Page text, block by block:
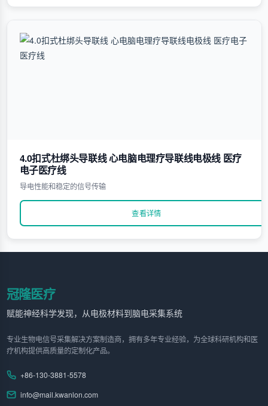
4.0扣式杜绑头导联线 心电脑电理疗导联线电极线 医疗
电子医疗线
导电性能和稳定的信号传输
查看详情
冠隆医疗
赋能神经科学发现，从电极材料到脑电采集系统
专业生物电信号采集解决方案制造商，拥有多年专业经验，为全球科研机构和医
疗机构提供高质量的定制化产品。
+86-130-3881-5578
info@mail.kwanlon.com